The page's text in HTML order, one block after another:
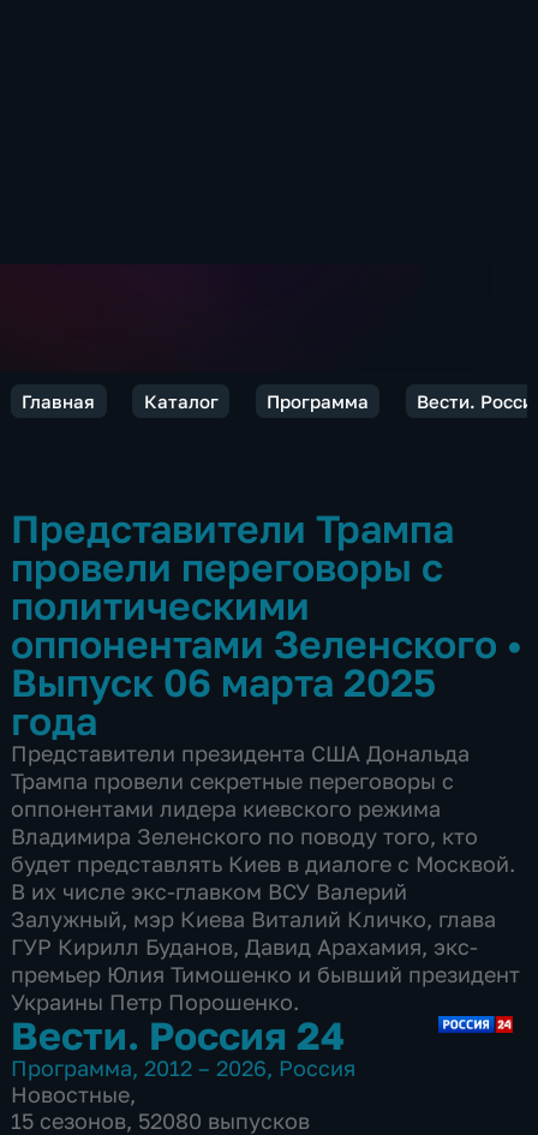
Главная Каталог Программа Вести.
Представители Трампа
провели переговоры с
политическими
оппонентами Зеленского •
Выпуск 06 марта 2025
года
Представители президента США Дональда
Трампа провели секретные переговоры с
оппонентами лидера киевского режима
Владимира Зеленского по поводу того, кто
будет представлять Киев в диалоге с Москвой.
В их числе экс-главком ВСУ Валерий
Залужный, мэр Киева Виталий Кличко, глава
ГУР Кирилл Буданов, Давид Арахамия, экс-
премьер Юлия Тимошенко и бывший президент
Украины Петр Порошенко.
Вести. Россия 24
Программа, 2012 – 2026, Россия
Новостные,
15 сезонов, 52080 выпусков